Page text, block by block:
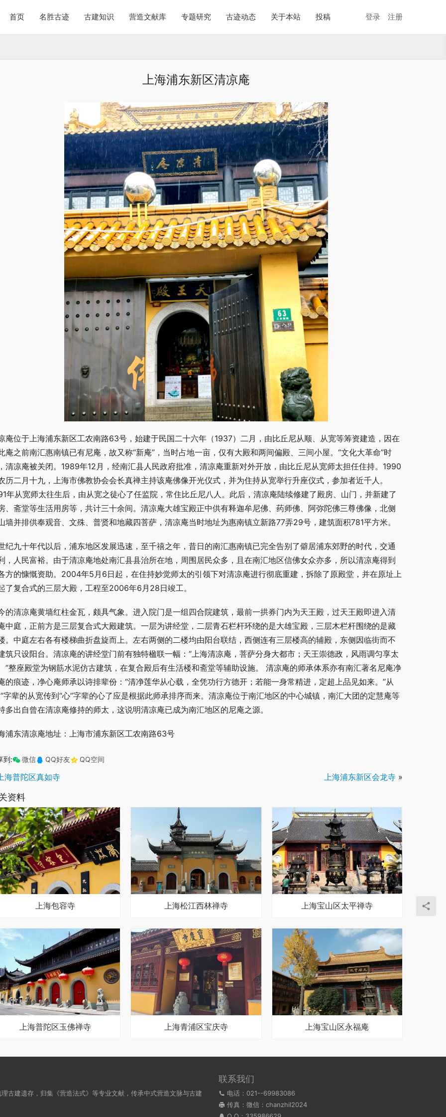
首页 名胜古迹 古建知识 营造文献库 专题研究 古迹动态 关于本站 投稿 登录 注册
上海浦东新区清凉庵
庵位于上海浦东新区工农南路63号，始建于民国二十六年（1937）二月，由比丘尼从顺、从宽等筹资建造，因在
庵之前南汇惠南镇已有尼庵，故又称“新庵”，当时占地一亩，仅有大殿和两间偏殿、三间小屋。“文化大革命”时
清凉庵被关闭。1989年12月，经南汇县人民政府批准，清凉庵重新对外开放，由比丘尼从宽师太担任住持。1990
历二月十九，上海市佛教协会会长真禅主持该庵佛像开光仪式，并为住持从宽举行升座仪式，参加者近千人。
年从宽师太往生后，由从宽之徒心了任监院，常住比丘尼八人。此后，清凉庵陆续修建了殿房、山门，并新建了
、斋堂等生活用房等，共计三十余间。清凉庵大雄宝殿正中供有释迦牟尼佛、药师佛、阿弥陀佛三尊佛像，北侧
墙并排供奉观音、文殊、普贤和地藏四菩萨，清凉庵当时地址为惠南镇立新路77弄29号，建筑面积781平方米。
纪九十年代以后，浦东地区发展迅速，至千禧之年，昔日的南汇惠南镇已完全告别了僻居浦东郊野的时代，交通
，人民富裕。由于清凉庵地处南汇县县治所在地，周围居民众多，且在南汇地区信佛女众亦多，所以清凉庵得到
方的慷慨资助。2004年5月6日起，在住持妙觉师太的引领下对清凉庵进行彻底重建，拆除了原殿堂，并在原址上
了复合式的三层大殿，工程至2006年6月28日竣工。
的清凉庵黄墙红柱金瓦，颇具气象。进入院门是一组四合院建筑，最前一拱券门内为天王殿，过天王殿即进入清
中庭，正前方是三层复合式大殿建筑。一层为讲经堂，二层青石栏杆环绕的是大雄宝殿，三层木栏杆围绕的是藏
。中庭左右各有楼梯曲折盘旋而上。左右两侧的二楼均由阳台联结，西侧连有三层楼高的辅殿，东侧因临街而不
筑只设阳台。清凉庵的讲经堂门前有独特楹联一幅：“上海清凉庵，菩萨分身大都市；天王崇德政，风雨调匀享太
”整座殿堂为钢筋水泥仿古建筑，在复合殿后有生活楼和斋堂等辅助设施。 清凉庵的师承体系亦有南汇著名尼庵净
的痕迹，净心庵师承以诗排辈份：“清净莲华从心载，全凭功行方德开；若能一身常精进，定超上品见如来。”从
字辈的从宽传到“心”字辈的心了应是根据此师承排序而来。清凉庵位于南汇地区的中心城镇，南汇大团的定慧庵等
多出自曾在清凉庵修持的师太，这说明清凉庵已成为南汇地区的尼庵之源。
浦东清凉庵地址：上海市浦东新区工农南路63号
到: 微信 QQ好友 QQ空间
海普陀区真如寺 上海浦东新区会龙寺 »
资料
上海包容寺 上海松江西林禅寺 上海宝山区太平禅寺
上海普陀区玉佛禅寺 上海青浦区宝庆寺 上海宝山区永福庵
古建遗存，归集《营造法式》等专业文献，传承中式营造文脉与古建
联系我们
电话：021--69983086
传真：微信：chanzhil2024